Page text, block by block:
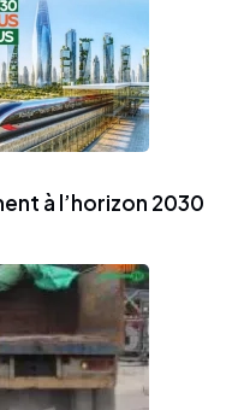
à l’horizon 2030